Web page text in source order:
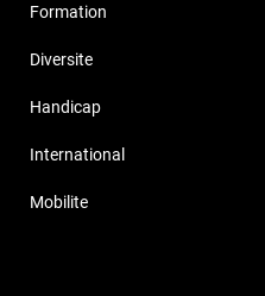
Formation
Diversite
Handicap
International
Mobilite